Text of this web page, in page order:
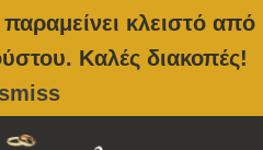
κλειστό από
Καλές διακοπές!